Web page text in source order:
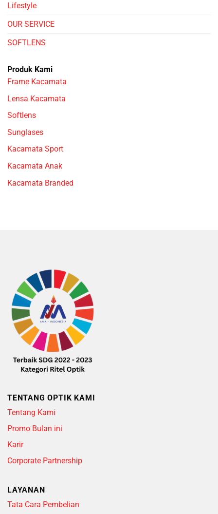
Lifestyle
OUR SERVICE
SOFTLENS
Produk Kami
Frame Kacamata
Lensa Kacamata
Softlens
Sunglases
Kacamata Sport
Kacamata Anak
Kacamata Branded
TENTANG OPTIK KAMI
Tentang Kami
Promo Bulan ini
Karir
Corporate Partnership
LAYANAN
Tata Cara Pembelian